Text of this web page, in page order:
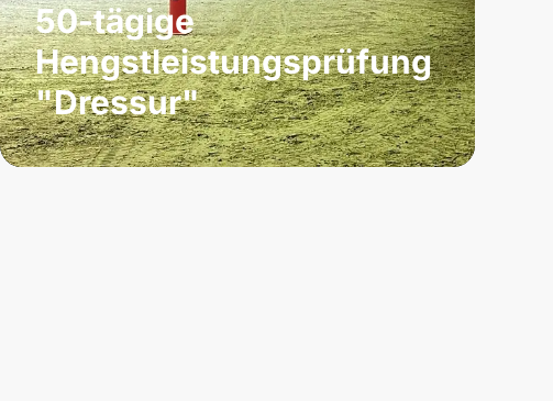
50-tägige
Hengstleistungsprüfung
"Dressur"